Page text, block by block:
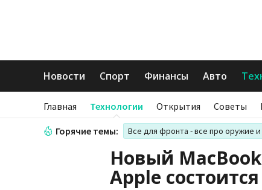
Новости Спорт Финансы Авто
Главная Технологии Открытия Советы
Горячие темы: Все для фронта - все про оружие и
Новый
Apple